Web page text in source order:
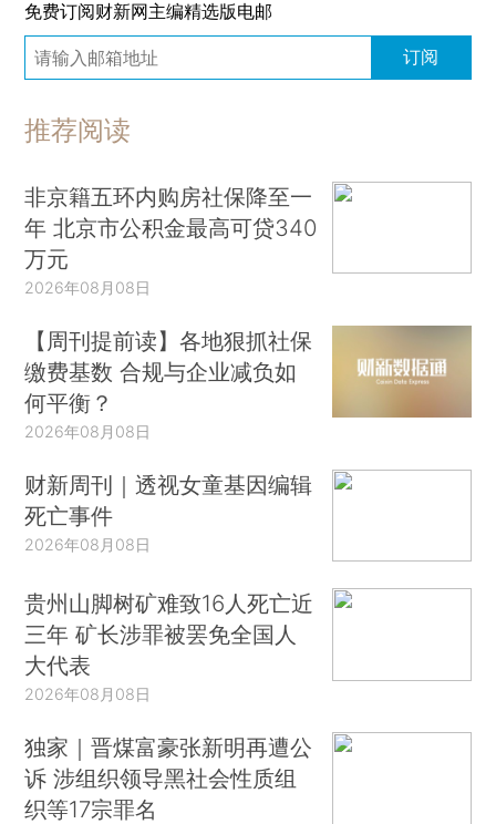
免费订阅财新网主编精选版电邮
订阅
推荐阅读
非京籍五环内购房社保降至一
年 北京市公积金最高可贷340
万元
2026年08月08日
【周刊提前读】各地狠抓社保
缴费基数 合规与企业减负如
何平衡？
2026年08月08日
财新周刊｜透视女童基因编辑
死亡事件
2026年08月08日
贵州山脚树矿难致16人死亡近
三年 矿长涉罪被罢免全国人
大代表
2026年08月08日
独家｜晋煤富豪张新明再遭公
诉 涉组织领导黑社会性质组
织等17宗罪名